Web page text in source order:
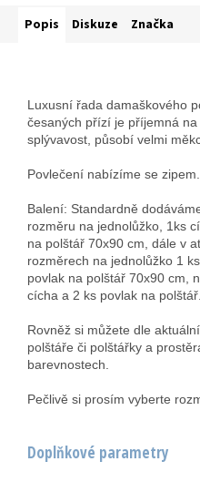
Popis Diskuze Značka
Luxusní řada damaškového
česaných přízí je příjemná
splývavost, působí velmi
Povlečení nabízíme se zipem.
Balení: Standardně
rozměru na jednolůžko, 1ks
na polštář 70x90 cm, dále v
rozměrech na jednolůžko 1
povlak na polštář 70x90 cm,
cícha a 2 ks povlak na polštář.
Rovněž si můžete dle
polštáře či polštářky a
barevnostech.
Pečlivě si prosím vyberte
Doplňkové parametry